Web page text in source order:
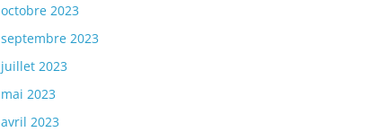
octobre 2023
septembre 2023
juillet 2023
mai 2023
avril 2023